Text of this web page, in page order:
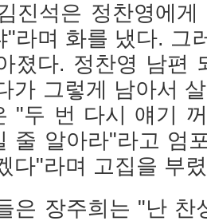
진석은 정찬영에
"라며 화를 냈다. 그
졌다. 정찬영 남편
가 그렇게 남아서
"두 번 다시 얘기
줄 알아라"라고 엄
다"라며 고집을 부
은 장주희는 "난 찬